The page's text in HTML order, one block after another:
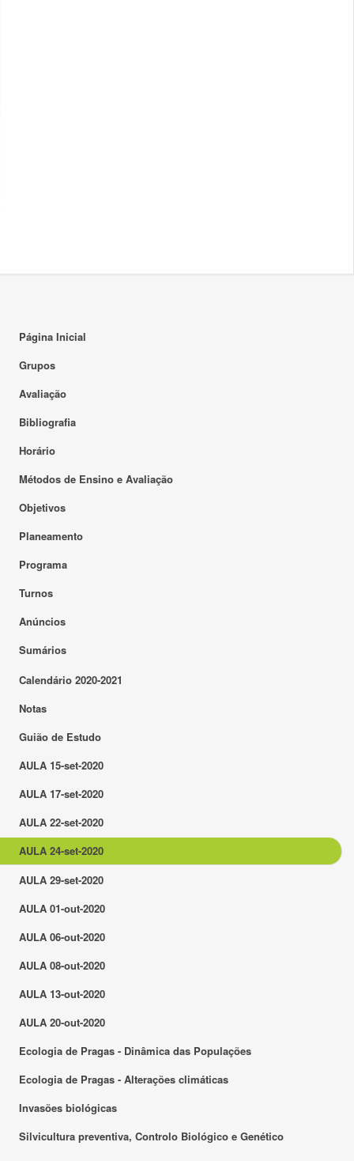
Página Inicial
Grupos
Avaliação
Bibliografia
Horário
Métodos de Ensino e Avaliação
Objetivos
Planeamento
Programa
Turnos
Anúncios
Sumários
Calendário 2020-2021
Notas
Guião de Estudo
AULA 15-set-2020
AULA 17-set-2020
AULA 22-set-2020
AULA 24-set-2020
AULA 29-set-2020
AULA 01-out-2020
AULA 06-out-2020
AULA 08-out-2020
AULA 13-out-2020
AULA 20-out-2020
Ecologia de Pragas - Dinâmica das Populações
Ecologia de Pragas - Alterações climáticas
Invasões biológicas
Silvicultura preventiva, Controlo Biológico e Genético